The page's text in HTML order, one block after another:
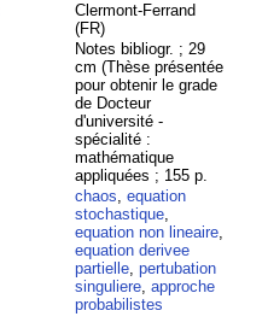
Clermont-Ferrand
(FR)
Notes bibliogr. ; 29
cm (Thèse présentée
pour obtenir le grade
de Docteur
d'université -
spécialité :
mathématique
appliquées ; 155 p.
chaos,equation
stochastique,
equation non lineaire,
equation derivee
partielle,pertubation
singuliere,approche
probabilistes